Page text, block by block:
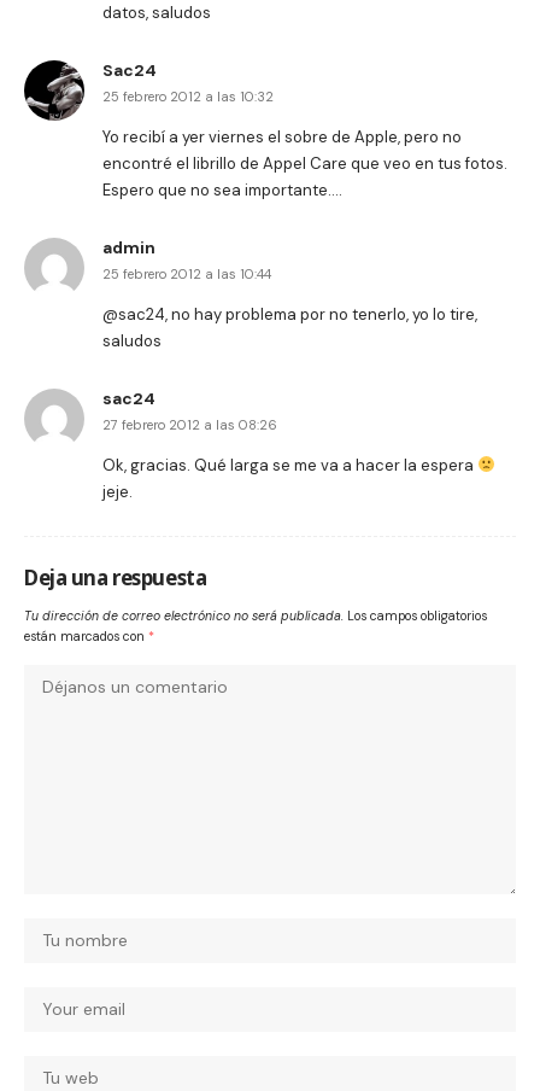
datos, saludos
Sac24
25 febrero 2012 a las 10:32
Yo recibí a yer viernes el sobre de Apple, pero no
encontré el librillo de Appel Care que veo en tus fotos.
Espero que no sea importante….
admin
25 febrero 2012 a las 10:44
@sac24, no hay problema por no tenerlo, yo lo tire,
saludos
sac24
27 febrero 2012 a las 08:26
Ok, gracias. Qué larga se me va a hacer la espera
jeje.
Deja una respuesta
Tu dirección de correo electrónico no será publicada. Los campos obligatorios
están marcados con *